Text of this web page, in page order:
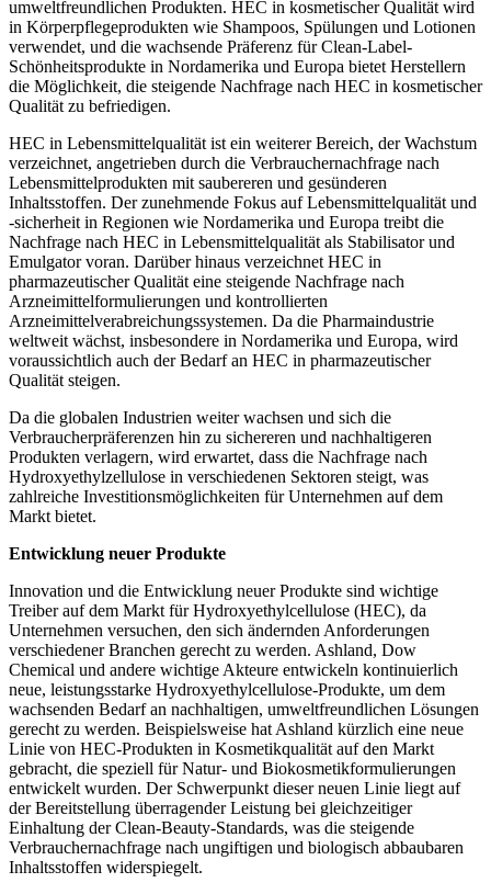
umweltfreundlichen Produkten. HEC in kosmetischer Qualität wird
in Körperpflegeprodukten wie Shampoos, Spülungen und Lotionen
verwendet, und die wachsende Präferenz für Clean-Label-
Schönheitsprodukte in Nordamerika und Europa bietet Herstellern
die Möglichkeit, die steigende Nachfrage nach HEC in kosmetischer
Qualität zu befriedigen.
HEC in Lebensmittelqualität ist ein weiterer Bereich, der Wachstum
verzeichnet, angetrieben durch die Verbrauchernachfrage nach
Lebensmittelprodukten mit saubereren und gesünderen
Inhaltsstoffen. Der zunehmende Fokus auf Lebensmittelqualität und
-sicherheit in Regionen wie Nordamerika und Europa treibt die
Nachfrage nach HEC in Lebensmittelqualität als Stabilisator und
Emulgator voran. Darüber hinaus verzeichnet HEC in
pharmazeutischer Qualität eine steigende Nachfrage nach
Arzneimittelformulierungen und kontrollierten
Arzneimittelverabreichungssystemen. Da die Pharmaindustrie
weltweit wächst, insbesondere in Nordamerika und Europa, wird
voraussichtlich auch der Bedarf an HEC in pharmazeutischer
Qualität steigen.
Da die globalen Industrien weiter wachsen und sich die
Verbraucherpräferenzen hin zu sichereren und nachhaltigeren
Produkten verlagern, wird erwartet, dass die Nachfrage nach
Hydroxyethylzellulose in verschiedenen Sektoren steigt, was
zahlreiche Investitionsmöglichkeiten für Unternehmen auf dem
Markt bietet.
Entwicklung neuer Produkte
Innovation und die Entwicklung neuer Produkte sind wichtige
Treiber auf dem Markt für Hydroxyethylcellulose (HEC), da
Unternehmen versuchen, den sich ändernden Anforderungen
verschiedener Branchen gerecht zu werden. Ashland, Dow
Chemical und andere wichtige Akteure entwickeln kontinuierlich
neue, leistungsstarke Hydroxyethylcellulose-Produkte, um dem
wachsenden Bedarf an nachhaltigen, umweltfreundlichen Lösungen
gerecht zu werden. Beispielsweise hat Ashland kürzlich eine neue
Linie von HEC-Produkten in Kosmetikqualität auf den Markt
gebracht, die speziell für Natur- und Biokosmetikformulierungen
entwickelt wurden. Der Schwerpunkt dieser neuen Linie liegt auf
der Bereitstellung überragender Leistung bei gleichzeitiger
Einhaltung der Clean-Beauty-Standards, was die steigende
Verbrauchernachfrage nach ungiftigen und biologisch abbaubaren
Inhaltsstoffen widerspiegelt.